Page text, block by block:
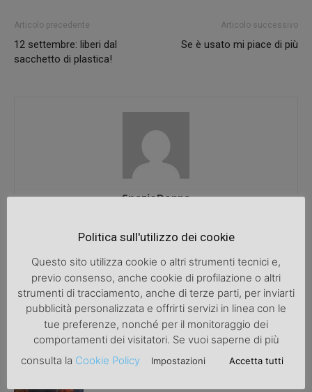
Articolo precedente
12 settembre: liberi dal
sacchetto di plastica!
Articolo successivo
Se è usato mi piace di più
SpazioDonna
ARTICOLI CORRELATI ALTRO DALL'AUTORE
Cenerentola
Presto a Firenze le riprese di Inferno
Politica sull'utilizzo dei cookie
Questo sito utilizza cookie o altri strumenti tecnici e,
previo consenso, anche cookie di profilazione o altri
strumenti di tracciamento, anche di terze parti, per inviarti
pubblicità personalizzata e offrirti servizi in linea con le
tue preferenze, nonché per il monitoraggio dei
comportamenti dei visitatori. Se vuoi saperne di più
consulta la Cookie Policy Impostazioni Accetta tutti